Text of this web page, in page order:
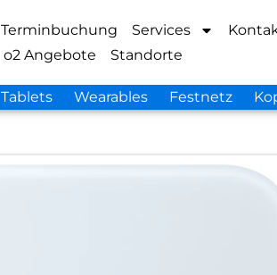
Terminbuchung Services
o2 Angebote Standorte
Tablets Wearables Festnetz